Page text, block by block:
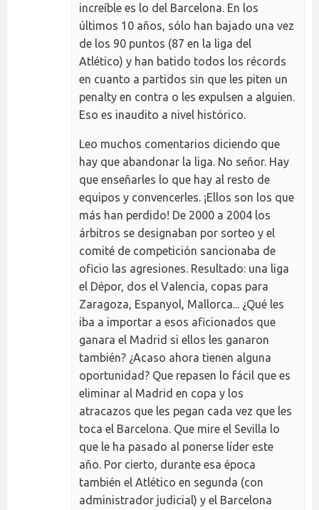
increíble es lo del Barcelona. En los
últimos 10 años, sólo han bajado una vez
de los 90 puntos (87 en la liga del
Atlético) y han batido todos los récords
en cuanto a partidos sin que les piten un
penalty en contra o les expulsen a alguien.
Eso es inaudito a nivel histórico.
Leo muchos comentarios diciendo que
hay que abandonar la liga. No señor. Hay
que enseñarles lo que hay al resto de
equipos y convencerles. ¡Ellos son los que
más han perdido! De 2000 a 2004 los
árbitros se designaban por sorteo y el
comité de competición sancionaba de
oficio las agresiones. Resultado: una liga
el Dépor, dos el Valencia, copas para
Zaragoza, Espanyol, Mallorca... ¿Qué les
iba a importar a esos aficionados que
ganara el Madrid si ellos les ganaron
también? ¿Acaso ahora tienen alguna
oportunidad? Que repasen lo fácil que es
eliminar al Madrid en copa y los
atracazos que les pegan cada vez que les
toca el Barcelona. Que mire el Sevilla lo
que le ha pasado al ponerse líder este
año. Por cierto, durante esa época
también el Atlético en segunda (con
administrador judicial) y el Barcelona